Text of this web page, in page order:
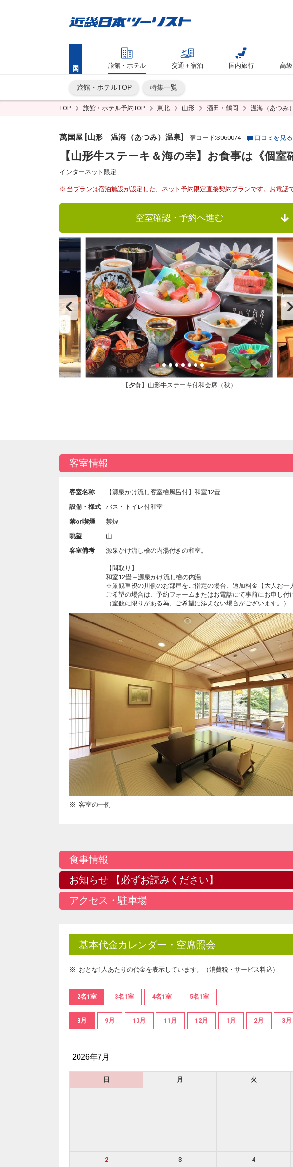
旅館・ホテル 交通＋宿泊 国内旅行 高
旅館・ホテルTOP 特集一覧
TOP 旅館・ホテル予約TOP 東北 山形 酒田・鶴岡 温海（あつみ
萬国屋 [山形 温海（あつみ）温泉] 宿コード:S060074 口コミを見る
【山形牛ステーキ＆海の幸】お食事は《個
インターネット限定
当プランは宿泊施設が設定した、ネット予約限定直接契約プランです。お電話
空室確認・予約へ進む
【夕食】山形牛ステーキ付和会席（秋）
客室情報
客室名称
【源泉かけ流し客室檜風呂付】和室12畳
設備・様式
バス・トイレ付和室
禁or喫煙
禁煙
眺望
山
客室備考
源泉かけ流し檜の内湯付きの和室。
【間取り】
和室12畳＋源泉かけ流し檜の内湯
※景観重視の川側のお部屋をご指定の場合、追加料金【大人お一
ご希望の場合は、予約フォームまたはお電話にて事前にお申し付
（室数に限りがある為、ご希望に添えない場合がございます。）
客室の一例
食事情報
お知らせ 【必ずお読みください】
アクセス・駐車場
基本代金カレンダー・空席照会
おとな1人あたりの代金を表示しています。（消費税・サービス料込）
2名1室 3名1室 4名1室 5名1室
8月 9月 10月 11月 12月 1月 2月 3月
2026年7月
日 月 火
2 3 4